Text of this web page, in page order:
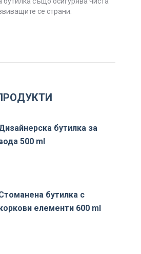
се страни.
бутилка за
500 ml
бутилка с
елементи 600 ml